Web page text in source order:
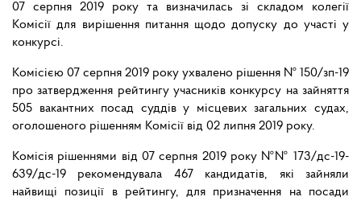
07 серпня 2019 року та визначилась зі складом колегії
Комісії для вирішення питання щодо допуску до участі у
конкурсі.
Комісією 07 серпня 2019 року ухвалено рішення № 150/зп-19
про затвердження рейтингу учасників конкурсу на зайняття
505 вакантних посад суддів у місцевих загальних судах,
оголошеного рішенням Комісії від 02 липня 2019 року.
Комісія рішеннями від 07 серпня 2019 року №№ 173/дс-19-
639/дс-19 рекомендувала 467 кандидатів, які зайняли
найвищі позиції в рейтингу, для призначення на посади